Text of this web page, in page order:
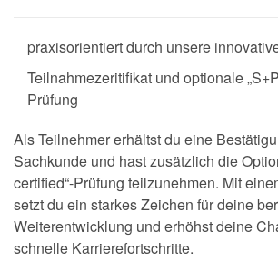
praxisorientiert durch unsere
Teilnahmezeritifikat und optionale
Prüfung
Als Teilnehmer erhältst du eine
Sachkunde und hast zusätzlich die
certified“-Prüfung teilzunehmen. Mit
setzt du ein starkes Zeichen für deine
Weiterentwicklung und erhöhst deine
schnelle Karrierefortschritte.